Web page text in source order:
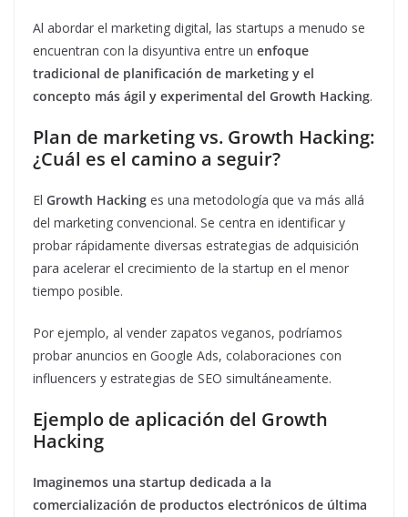
Al abordar el marketing digital, las startups a menudo se
encuentran con la disyuntiva entre un enfoque
tradicional de planificación de marketing y el
concepto más ágil y experimental del Growth Hacking.
Plan de marketing vs. Growth Hacking:
¿Cuál es el camino a seguir?
El Growth Hacking es una metodología que va más allá
del marketing convencional. Se centra en identificar y
probar rápidamente diversas estrategias de adquisición
para acelerar el crecimiento de la startup en el menor
tiempo posible.
Por ejemplo, al vender zapatos veganos, podríamos
probar anuncios en Google Ads, colaboraciones con
influencers y estrategias de SEO simultáneamente.
Ejemplo de aplicación del Growth
Hacking
Imaginemos una startup dedicada a la
comercialización de productos electrónicos de última